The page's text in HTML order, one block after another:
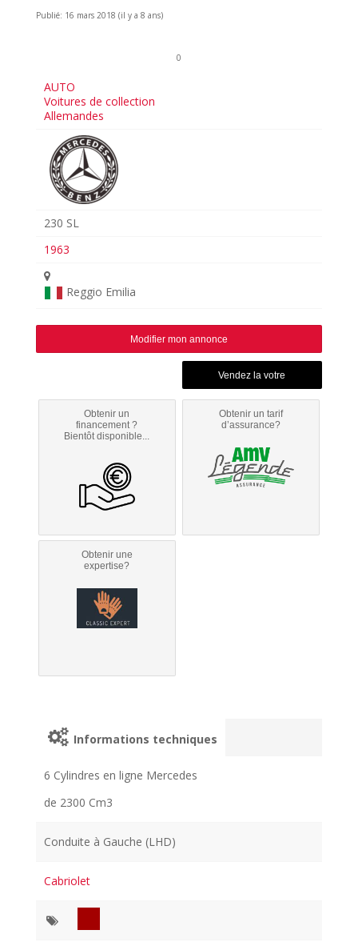
Publié: 16 mars 2018 (il y a 8 ans)
0
AUTO
Voitures de collection
Allemandes
230 SL
1963
Reggio Emilia
Modifier mon annonce
Obtenir un
financement ?
Bientôt disponible...
Obtenir un tarif
d’assurance?
Obtenir une
expertise?
Informations techniques
6 Cylindres en ligne Mercedes
de 2300 Cm3
Conduite à Gauche (LHD)
Cabriolet